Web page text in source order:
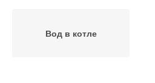
Вод в котле